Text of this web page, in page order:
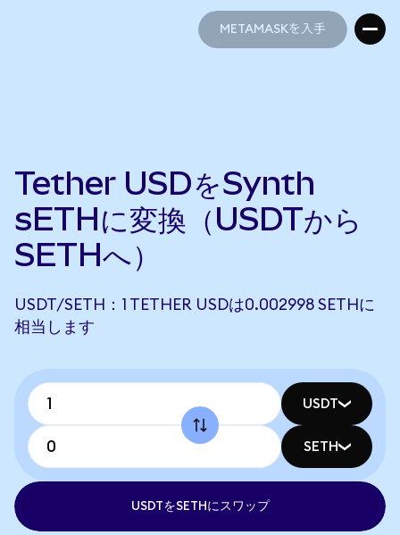
METAMASKを入手
Tether USDをSynth
sETHに変換（USDTから
SETHへ）
USDT/SETH：1 TETHER USDは0.002998 SETHに
相当します
USDT
SETH
USDTをSETHにスワップ